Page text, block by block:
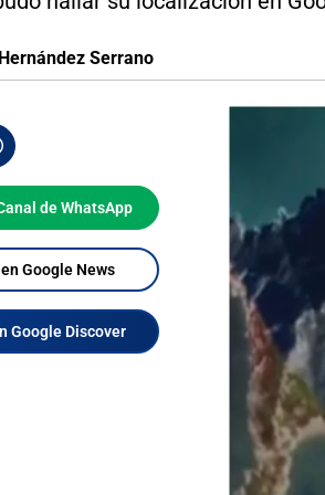
Serrano
de WhatsApp
Google News
Google Discover